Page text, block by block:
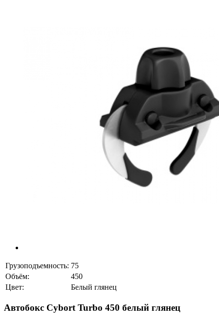
Грузоподъемность: 75
Объём:
450
Цвет:
Белый глянец
Автобокс Cybort Turbo 450 белый глянец